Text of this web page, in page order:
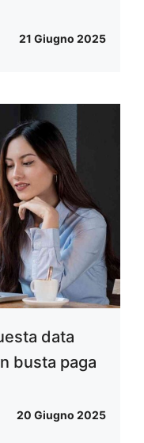
21 Giugno 2025
data
busta paga
20 Giugno 2025